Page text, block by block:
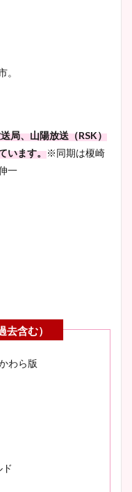
。
局、山陽放送（RSK）
います。※同期は榎崎
一
わら版